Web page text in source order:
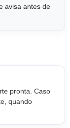
avisa antes de
pronta. Caso
quando